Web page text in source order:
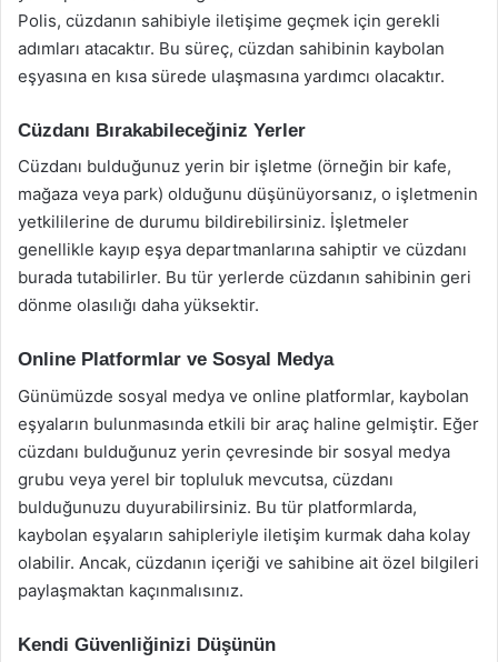
Polis, cüzdanın sahibiyle iletişime geçmek için gerekli
adımları atacaktır. Bu süreç, cüzdan sahibinin kaybolan
eşyasına en kısa sürede ulaşmasına yardımcı olacaktır.
Cüzdanı Bırakabileceğiniz Yerler
Cüzdanı bulduğunuz yerin bir işletme (örneğin bir kafe,
mağaza veya park) olduğunu düşünüyorsanız, o işletmenin
yetkililerine de durumu bildirebilirsiniz. İşletmeler
genellikle kayıp eşya departmanlarına sahiptir ve cüzdanı
burada tutabilirler. Bu tür yerlerde cüzdanın sahibinin geri
dönme olasılığı daha yüksektir.
Online Platformlar ve Sosyal Medya
Günümüzde sosyal medya ve online platformlar, kaybolan
eşyaların bulunmasında etkili bir araç haline gelmiştir. Eğer
cüzdanı bulduğunuz yerin çevresinde bir sosyal medya
grubu veya yerel bir topluluk mevcutsa, cüzdanı
bulduğunuzu duyurabilirsiniz. Bu tür platformlarda,
kaybolan eşyaların sahipleriyle iletişim kurmak daha kolay
olabilir. Ancak, cüzdanın içeriği ve sahibine ait özel bilgileri
paylaşmaktan kaçınmalısınız.
Kendi Güvenliğinizi Düşünün